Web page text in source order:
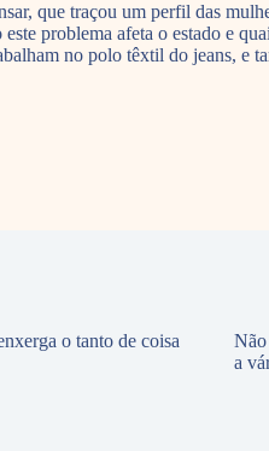
que traçou um perfil das
problema afeta o estado e
no polo têxtil do jeans, e
o tanto de coisa
Não
a